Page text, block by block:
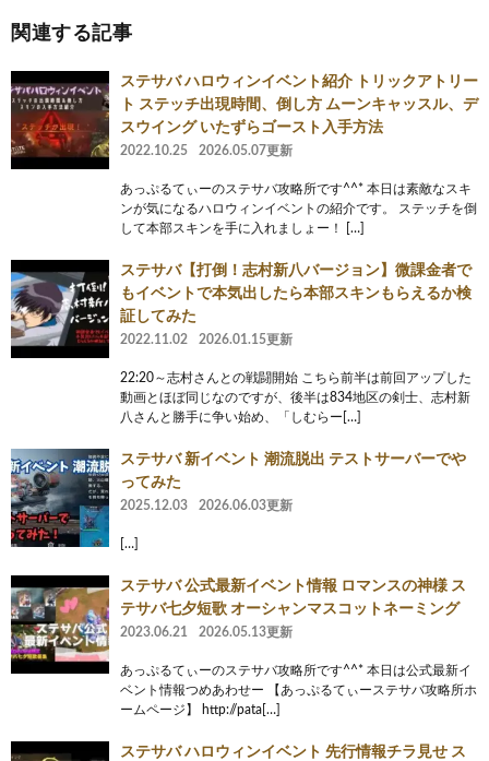
関連する記事
ステサバ ハロウィンイベント紹介 トリックアトリー
ト ステッチ出現時間、倒し方 ムーンキャッスル、デ
スウイング いたずらゴースト入手方法
2022.10.25 2026.05.07更新
あっぷるてぃーのステサバ攻略所です^^* 本日は素敵なスキ
ンが気になるハロウィンイベントの紹介です。 ステッチを倒
して本部スキンを手に入れましょー！ […]
ステサバ【打倒！志村新八バージョン】微課金者で
もイベントで本気出したら本部スキンもらえるか検
証してみた
2022.11.02 2026.01.15更新
22:20～志村さんとの戦闘開始 こちら前半は前回アップした
動画とほぼ同じなのですが、後半は834地区の剣士、志村新
八さんと勝手に争い始め、「しむらー[…]
ステサバ 新イベント 潮流脱出 テストサーバーでや
ってみた
2025.12.03 2026.06.03更新
[…]
ステサバ 公式最新イベント情報 ロマンスの神様 ス
テサバ七夕短歌 オーシャンマスコットネーミング
2023.06.21 2026.05.13更新
あっぷるてぃーのステサバ攻略所です^^* 本日は公式最新イ
ベント情報つめあわせー 【あっぷるてぃーステサバ攻略所ホ
ームページ】 http://pata[…]
ステサバ ハロウィンイベント 先行情報チラ見せ ス